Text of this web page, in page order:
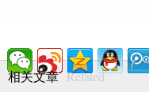
相关文章 Related